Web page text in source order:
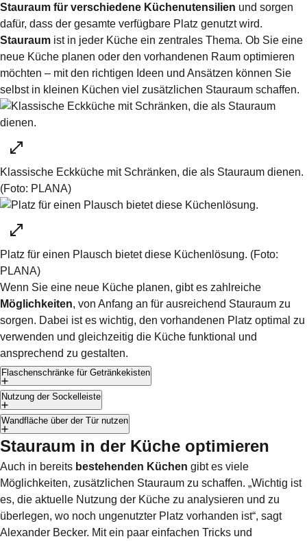
Stauraum für verschiedene Küchenutensilien und sorgen
dafür, dass der gesamte verfügbare Platz genutzt wird.
Stauraum ist in jeder Küche ein zentrales Thema. Ob Sie eine
neue Küche planen oder den vorhandenen Raum optimieren
möchten – mit den richtigen Ideen und Ansätzen können Sie
selbst in kleinen Küchen viel zusätzlichen Stauraum schaffen.
Klassische Eckküche mit Schränken, die als Stauraum dienen.
(Foto: PLANA)
Platz für einen Plausch bietet diese Küchenlösung. (Foto:
PLANA)
Wenn Sie eine neue Küche planen, gibt es zahlreiche
Möglichkeiten, von Anfang an für ausreichend Stauraum zu
sorgen. Dabei ist es wichtig, den vorhandenen Platz optimal zu
verwenden und gleichzeitig die Küche funktional und
ansprechend zu gestalten.
Flaschenschränke für Getränkekisten
Nutzung der Sockelleiste
Wandfläche über der Tür nutzen
Stauraum in der Küche optimieren
Auch in bereits bestehenden Küchen gibt es viele
Möglichkeiten, zusätzlichen Stauraum zu schaffen. „Wichtig ist
es, die aktuelle Nutzung der Küche zu analysieren und zu
überlegen, wo noch ungenutzter Platz vorhanden ist“, sagt
Alexander Becker. Mit ein paar einfachen Tricks und